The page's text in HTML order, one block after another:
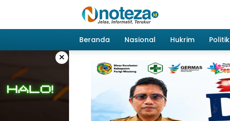
Beranda
Nasional Hukrim Politik
×